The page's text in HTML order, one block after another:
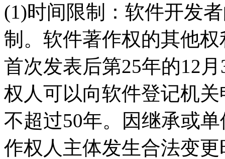
(1)时间限制：软件开发
制。软件著作权的其他
首次发表后第25年的12
权人可以向软件登记机
不超过50年。因继承或
作权人主体发生合法变